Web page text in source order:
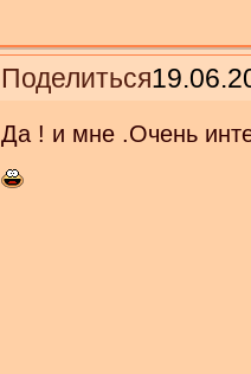
Поделиться
Да ! и мне .Очень